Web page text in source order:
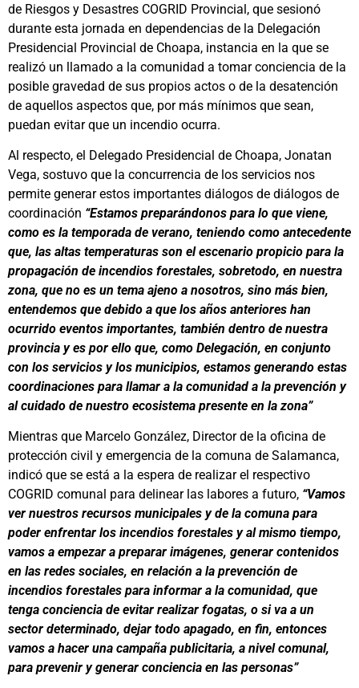
de Riesgos y Desastres COGRID Provincial, que sesionó
durante esta jornada en dependencias de la Delegación
Presidencial Provincial de Choapa, instancia en la que se
realizó un llamado a la comunidad a tomar conciencia de la
posible gravedad de sus propios actos o de la desatención
de aquellos aspectos que, por más mínimos que sean,
puedan evitar que un incendio ocurra.
Al respecto, el Delegado Presidencial de Choapa, Jonatan
Vega, sostuvo que la concurrencia de los servicios nos
permite generar estos importantes diálogos de diálogos de
coordinación “Estamos preparándonos para lo que viene,
como es la temporada de verano, teniendo como antecedente
que, las altas temperaturas son el escenario propicio para la
propagación de incendios forestales, sobretodo, en nuestra
zona, que no es un tema ajeno a nosotros, sino más bien,
entendemos que debido a que los años anteriores han
ocurrido eventos importantes, también dentro de nuestra
provincia y es por ello que, como Delegación, en conjunto
con los servicios y los municipios, estamos generando estas
coordinaciones para llamar a la comunidad a la prevención y
al cuidado de nuestro ecosistema presente en la zona”
Mientras que Marcelo González, Director de la oficina de
protección civil y emergencia de la comuna de Salamanca,
indicó que se está a la espera de realizar el respectivo
COGRID comunal para delinear las labores a futuro, “Vamos
ver nuestros recursos municipales y de la comuna para
poder enfrentar los incendios forestales y al mismo tiempo,
vamos a empezar a preparar imágenes, generar contenidos
en las redes sociales, en relación a la prevención de
incendios forestales para informar a la comunidad, que
tenga conciencia de evitar realizar fogatas, o si va a un
sector determinado, dejar todo apagado, en fin, entonces
vamos a hacer una campaña publicitaria, a nivel comunal,
para prevenir y generar conciencia en las personas”